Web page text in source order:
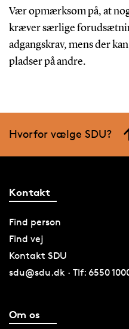
Vær opmærksom på, at
kræver særlige
adgangskrav, mens der
pladser på andre.
Hvorfor vælge SDU?
Kontakt
Find person
Find vej
Kontakt SDU
sdu@sdu.dk · Tlf: 6550
Om os